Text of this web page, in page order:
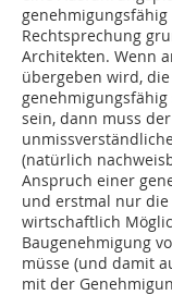
Rechtsprechung
Architekten. Wenn
übergeben wird,
sein, dann muss
(natürlich
Anspruch einer
und erstmal nur
wirtschaftlich
Baugenehmigung
müsse (und damit
mit der